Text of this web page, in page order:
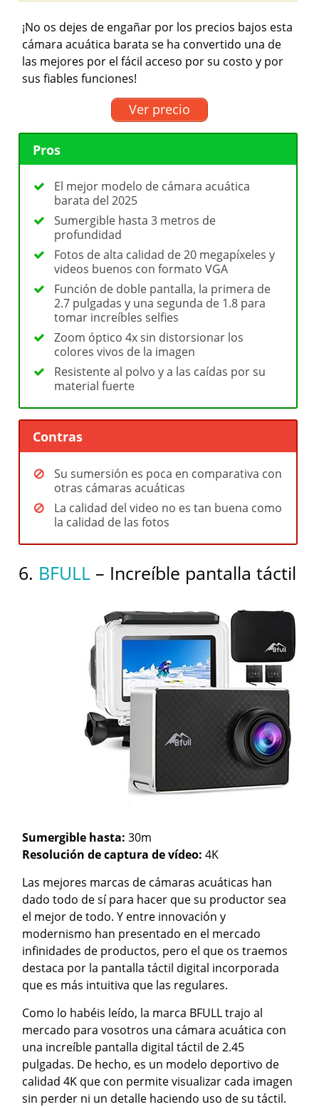
¡No os dejes de engañar por los precios bajos esta
cámara acuática barata se ha convertido una de
las mejores por el fácil acceso por su costo y por
sus fiables funciones!
Ver precio
Pros
El mejor modelo de cámara acuática
barata del 2025
Sumergible hasta 3 metros de
profundidad
Fotos de alta calidad de 20 megapíxeles y
videos buenos con formato VGA
Función de doble pantalla, la primera de
2.7 pulgadas y una segunda de 1.8 para
tomar increíbles selfies
Zoom óptico 4x sin distorsionar los
colores vivos de la imagen
Resistente al polvo y a las caídas por su
material fuerte
Contras
Su sumersión es poca en comparativa con
otras cámaras acuáticas
La calidad del video no es tan buena como
la calidad de las fotos
6. BFULL – Increíble pantalla táctil
Sumergible hasta:30m
Resolución de captura de vídeo:4K
Las mejores marcas de cámaras acuáticas han
dado todo de sí para hacer que su productor sea
el mejor de todo. Y entre innovación y
modernismo han presentado en el mercado
infinidades de productos, pero el que os traemos
destaca por la pantalla táctil digital incorporada
que es más intuitiva que las regulares.
Como lo habéis leído, la marca BFULL trajo al
mercado para vosotros una cámara acuática con
una increíble pantalla digital táctil de 2.45
pulgadas. De hecho, es un modelo deportivo de
calidad 4K que con permite visualizar cada imagen
sin perder ni un detalle haciendo uso de su táctil.